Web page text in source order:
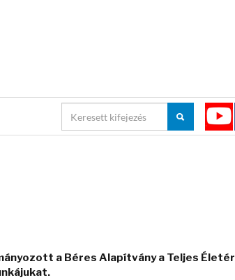
a Béres Alapítvány a Teljes